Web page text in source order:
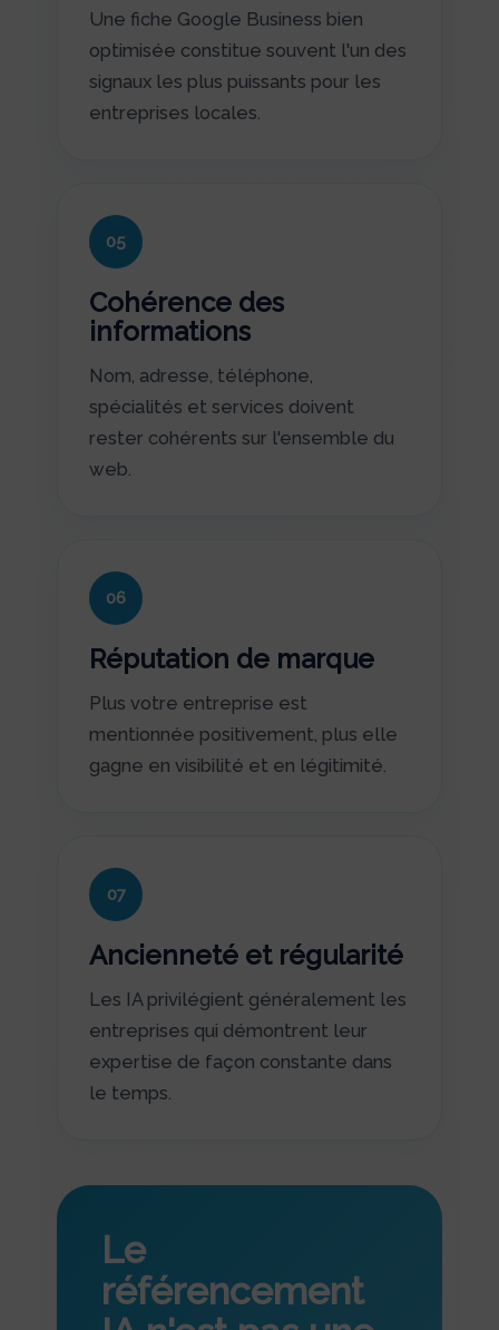
Une fiche Google Business bien
optimisée constitue souvent l'un des
signaux les plus puissants pour les
entreprises locales.
05
Cohérence des
informations
Nom, adresse, téléphone,
spécialités et services doivent
rester cohérents sur l'ensemble du
web.
06
Réputation de marque
Plus votre entreprise est
mentionnée positivement, plus elle
gagne en visibilité et en légitimité.
07
Ancienneté et régularité
Les IA privilégient généralement les
entreprises qui démontrent leur
expertise de façon constante dans
le temps.
Le
référencement